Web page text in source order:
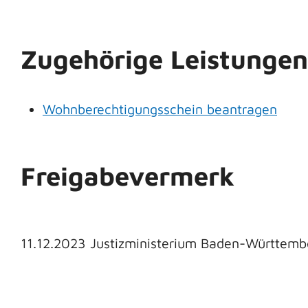
Zugehörige Leistungen
Wohnberechtigungsschein beantragen
Freigabevermerk
11.12.2023 Justizministerium Baden-